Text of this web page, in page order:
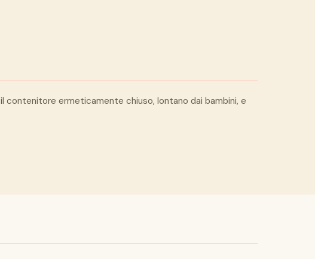
contenitore ermeticamente chiuso, lontano dai bambini, e